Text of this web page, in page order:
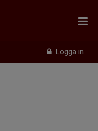
Logga in